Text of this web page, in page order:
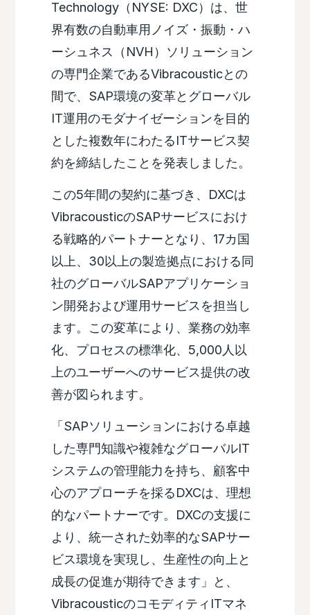
Technology（NYSE: DXC）は、世
界有数の自動車用ノイズ・振動・ハ
ーシュネス（NVH）ソリューション
の専門企業であるVibracousticとの
間で、SAP環境の変革とグローバル
IT運用のモダナイゼーションを目的
とした複数年にわたるITサービス契
約を締結したことを発表しました。
この5年間の契約に基づき、DXCは
VibracousticのSAPサービスにおけ
る戦略的パートナーとなり、17カ国
以上、30以上の製造拠点における同
社のグローバルSAPアプリケーショ
ン開発および運用サービスを担当し
ます。この変革により、業務の効率
化、プロセスの標準化、5,000人以
上のユーザーへのサービス提供の改
善が図られます。
「SAPソリューションにおける卓越
した専門知識や複雑なグローバルIT
システムの管理能力を持ち、顧客中
心のアプローチを採るDXCは、理想
的なパートナーです。DXCの支援に
より、統一された効率的なSAPサー
ビス環境を実現し、生産性の向上と
成長の促進が期待できます」と、
VibracousticのコモディティITマネ